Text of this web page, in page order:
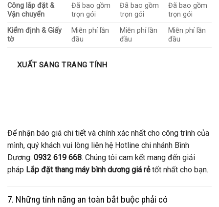
Công lắp đặt &
Vận chuyển
Đã bao gồm
trọn gói
Đã bao gồm
trọn gói
Đã bao gồm
trọn gói
Kiểm định & Giấy
tờ
Miễn phí lần
đầu
Miễn phí lần
đầu
Miễn phí lần
đầu
XUẤT SANG TRANG TÍNH
Để nhận báo giá chi tiết và chính xác nhất cho công trình của
mình, quý khách vui lòng liên hệ Hotline chi nhánh Bình
Dương: 0932 619 668. Chúng tôi cam kết mang đến giải
pháp Lắp đặt thang máy bình dương giá rẻtốt nhất cho bạn.
7. Những tính năng an toàn bắt buộc phải có